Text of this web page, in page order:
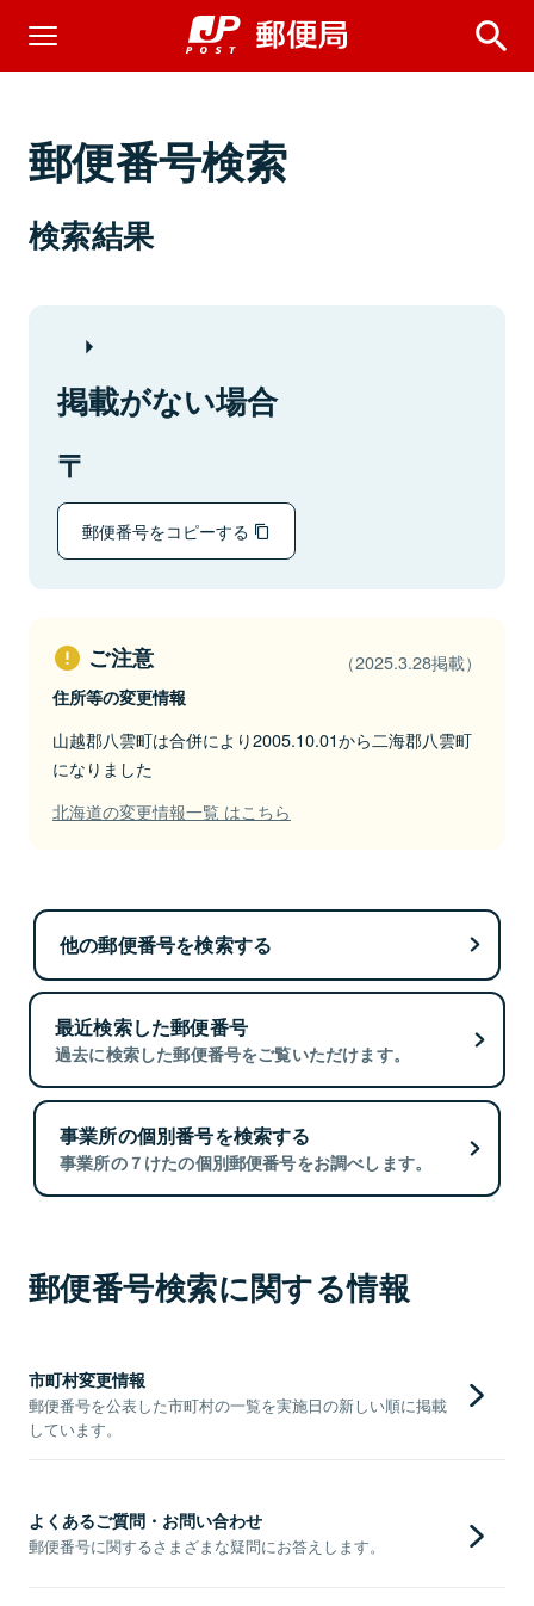
郵便番号検索
検索結果
掲載がない場合
郵便番号をコピーする
ご注意 （2025.3.28掲載）
住所等の変更情報
山越郡八雲町は合併により2005.10.01から二海郡八雲町
になりました
北海道の変更情報一覧 はこちら
他の郵便番号を検索する
最近検索した郵便番号
過去に検索した郵便番号をご覧いただけます。
事業所の個別番号を検索する
事業所の７けたの個別郵便番号をお調べします。
郵便番号検索に関する情報
市町村変更情報
郵便番号を公表した市町村の一覧を実施日の新しい順に掲載
しています。
よくあるご質問・お問い合わせ
郵便番号に関するさまざまな疑問にお答えします。